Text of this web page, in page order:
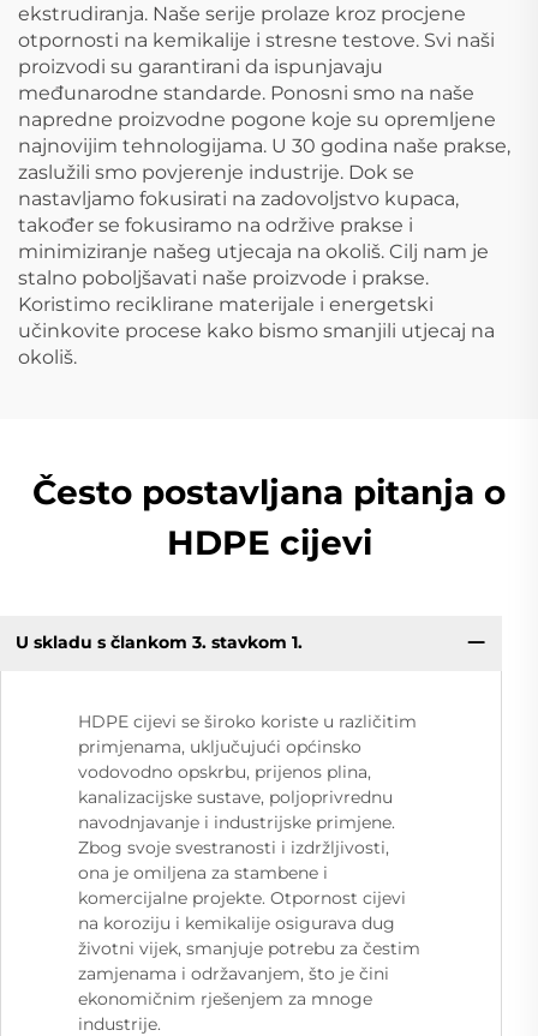
ekstrudiranja. Naše serije prolaze kroz procjene
otpornosti na kemikalije i stresne testove. Svi naši
proizvodi su garantirani da ispunjavaju
međunarodne standarde. Ponosni smo na naše
napredne proizvodne pogone koje su opremljene
najnovijim tehnologijama. U 30 godina naše prakse,
zaslužili smo povjerenje industrije. Dok se
nastavljamo fokusirati na zadovoljstvo kupaca,
također se fokusiramo na održive prakse i
minimiziranje našeg utjecaja na okoliš. Cilj nam je
stalno poboljšavati naše proizvode i prakse.
Koristimo reciklirane materijale i energetski
učinkovite procese kako bismo smanjili utjecaj na
okoliš.
Često postavljana pitanja o
HDPE cijevi
U skladu s člankom 3. stavkom 1.
HDPE cijevi se široko koriste u različitim
primjenama, uključujući općinsko
vodovodno opskrbu, prijenos plina,
kanalizacijske sustave, poljoprivrednu
navodnjavanje i industrijske primjene.
Zbog svoje svestranosti i izdržljivosti,
ona je omiljena za stambene i
komercijalne projekte. Otpornost cijevi
na koroziju i kemikalije osigurava dug
životni vijek, smanjuje potrebu za čestim
zamjenama i održavanjem, što je čini
ekonomičnim rješenjem za mnoge
industrije.